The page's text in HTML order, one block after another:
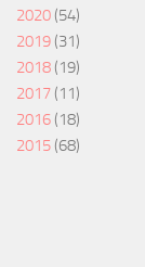
2020 (54)
2019 (31)
2018 (19)
2017 (11)
2016 (18)
2015 (68)